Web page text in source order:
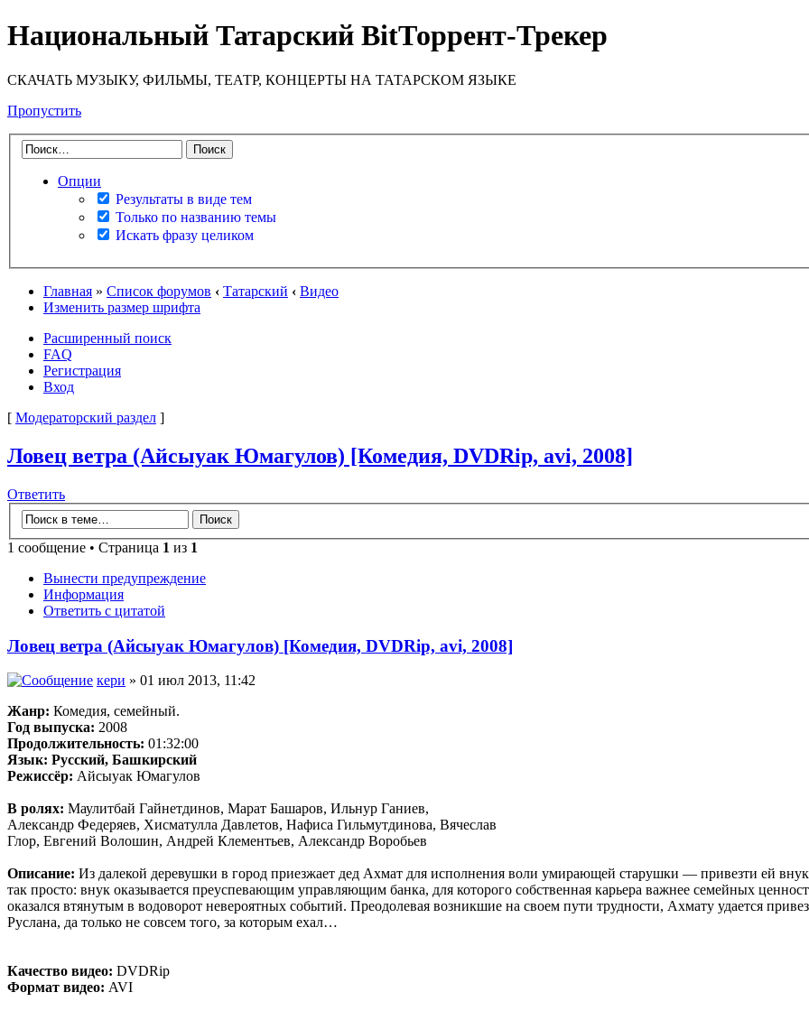
Национальный Татарский BitТоррент-Трекер
СКАЧАТЬ МУЗЫКУ, ФИЛЬМЫ, ТЕАТР, КОНЦЕРТЫ НА ТАТАРСКОМ ЯЗЫКЕ
Пропустить
Опции
Результаты в виде тем
Только по названию темы
Искать фразу целиком
Главная » Список форумов ‹ Татарский ‹ Видео
Изменить размер шрифта
Расширенный поиск
FAQ
Регистрация
Вход
[ Модераторский раздел ]
Ловец ветра (Айсыуак Юмагулов) [Комедия, DVDRip, avi, 2008]
Ответить
1 сообщение • Страница 1 из 1
Вынести предупреждение
Информация
Ответить с цитатой
Ловец ветра (Айсыуак Юмагулов) [Комедия, DVDRip, avi, 2008]
кери » 01 июл 2013, 11:42
Жанр: Комедия, семейный.
Год выпуска: 2008
Продолжительность: 01:32:00
Язык: Русский, Башкирский
Режиссёр: Айсыуак Юмагулов
В ролях: Маулитбай Гайнетдинов, Марат Башаров, Ильнур Ганиев,
Александр Федеряев, Хисматулла Давлетов, Нафиса Гильмутдинова, Вячеслав
Глор, Евгений Волошин, Андрей Клементьев, Александр Воробьев
Описание: Из далекой деревушки в город приезжает дед Ахмат для исполнения воли умирающей старушки — привезти ей
так просто: внук оказывается преуспевающим управляющим банка, для которого собственная карьера важнее семейных
оказался втянутым в водоворот невероятных событий. Преодолевая возникшие на своем пути трудности, Ахмату удается
Руслана, да только не совсем того, за которым ехал…
Качество видео: DVDRip
Формат видео: AVI